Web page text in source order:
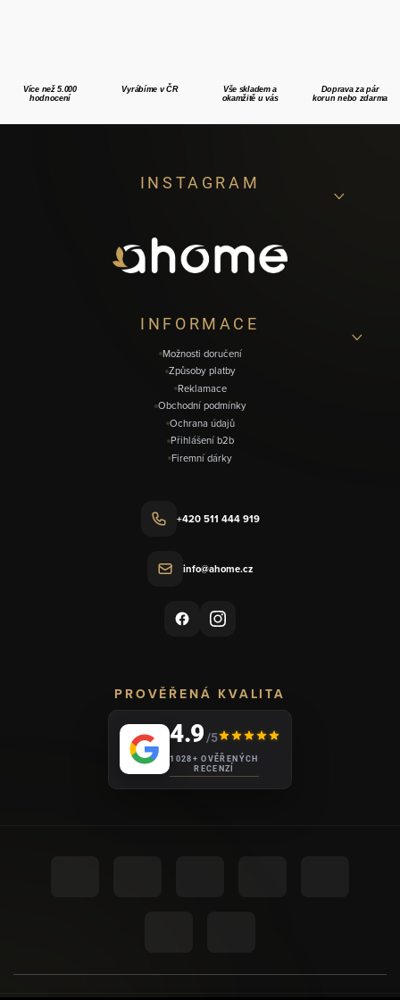
Více než 5.000
hodnocení
Vyrábíme v ČR
Vše skladem a
okamžitě u vás
Doprava za pár
korun nebo zdarma
INSTAGRAM
INFORMACE
Možnosti doručení
Způsoby platby
Reklamace
Obchodní podmínky
Ochrana údajů
Přihlášení b2b
Firemní dárky
+420 511 444 919
info@ahome.cz
PROVĚŘENÁ KVALITA
4.9/5
1028+ OVĚŘENÝCH
RECENZÍ